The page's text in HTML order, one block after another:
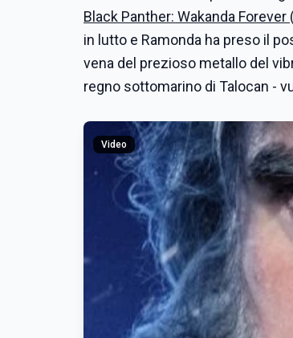
Black Panther: Wakanda Forever
in lutto e Ramonda ha preso il
vena del prezioso metallo del
regno sottomarino di Talocan -
Video